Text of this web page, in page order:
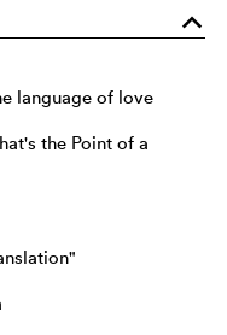
o
language of love
the Point of a